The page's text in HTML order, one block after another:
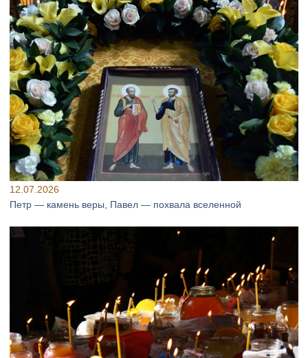
12.07.2026
Петр — камень веры, Павел — похвала вселенной